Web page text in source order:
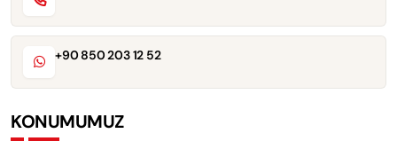
+90 850 203 12 52
KONUMUMUZ